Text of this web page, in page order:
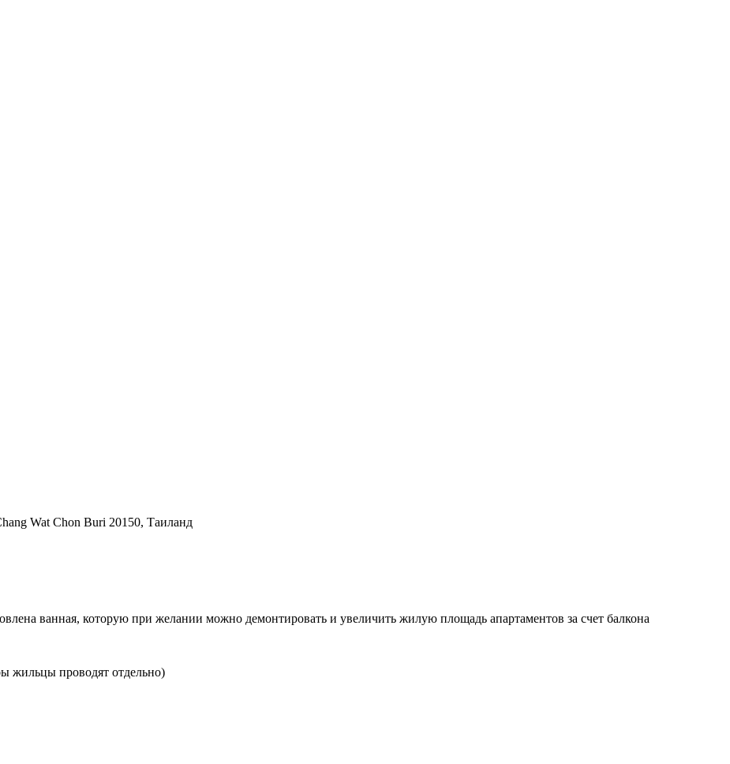
Wat Chon Buri 20150, Таиланд
ванная, которую при желании можно демонтировать и увеличить жилую площадь апартаментов за счет балкона
жильцы проводят отдельно)